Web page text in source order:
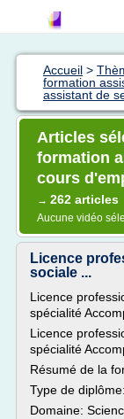
Accueil >
formation
assistant de
Articles
formation
cours
→ 262 articles
Aucune vidéo
Licence
sociale ...
Licence
spécialité
Licence
spécialité
Résumé de la
Type de
Domaine: